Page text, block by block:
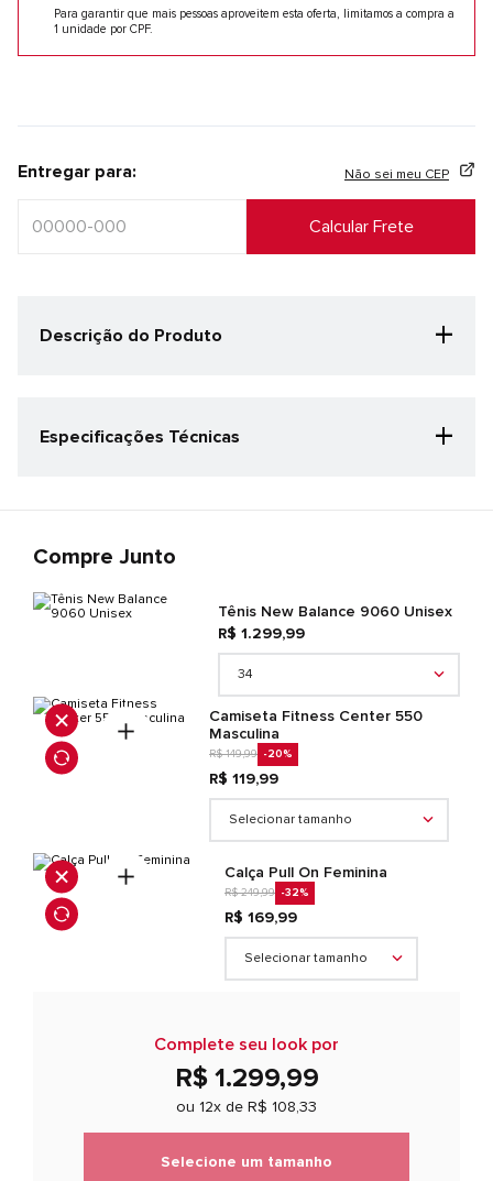
Para garantir que mais pessoas aproveitem esta oferta, limitamos a compra a
1 unidade por CPF.
Entregar para: Não sei meu CEP
Descrição do Produto +
conforto e amortecimento por meio da entressola
Especificações Técnicas +
Bege Claro/Azul Claro
Gênero
Unisex
Detalhes do produto
CABEDAL: 75% SINTETICO 25% TEXTIL FORRO/PALMILHA: 100%
Compre Junto
34
Tênis New Balance 9060 Unisex
R$ 1.299,99
Selecionar tamanho
Camiseta Fitness Center 550
Masculina
R$ 149,99 -20%
R$ 119,99
Selecionar tamanho
Calça Pull On Feminina
R$ 249,99 -32%
R$ 169,99
Complete seu look por
R$ 1.299,99
ou 12x de R$ 108,33
Selecione um tamanho